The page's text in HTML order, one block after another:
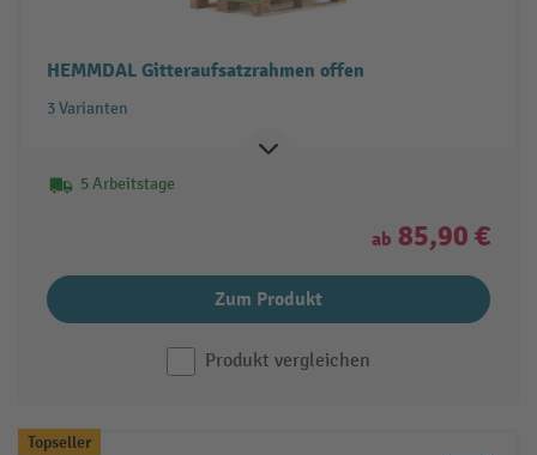
HEMMDAL Gitteraufsatzrahmen offen
3 Varianten
5 Arbeitstage
ab 85,90 €
Zum Produkt
Produkt vergleichen
Topseller